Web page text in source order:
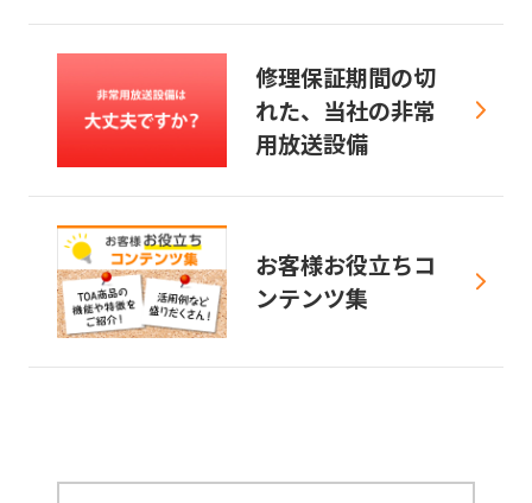
修理保証期間の切
れた、当社の非常
用放送設備
お客様お役立ちコ
ンテンツ集